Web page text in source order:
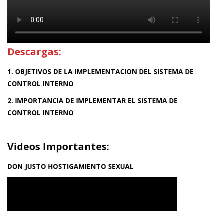
Descargas:
1. OBJETIVOS DE LA IMPLEMENTACION DEL SISTEMA DE
CONTROL INTERNO
2. IMPORTANCIA DE IMPLEMENTAR EL SISTEMA DE
CONTROL INTERNO
Videos Importantes:
DON JUSTO HOSTIGAMIENTO SEXUAL